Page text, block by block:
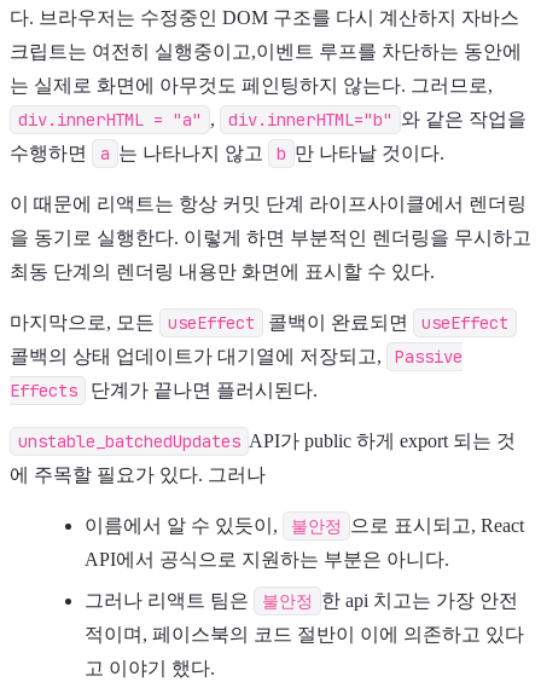
다. 브라우저는 수정중인 DOM 구조를 다시 계산하지 자바스
크립트는 여전히 실행중이고,이벤트 루프를 차단하는 동안에
는 실제로 화면에 아무것도 페인팅하지 않는다. 그러므로,
div.innerHTML = "a" , div.innerHTML="b" 와 같은 작업을
수행하면
a 는 나타나지 않고 b 만 나타날 것이다.
이 때문에 리액트는 항상 커밋 단계 라이프사이클에서 렌더링
을 동기로 실행한다. 이렇게 하면 부분적인 렌더링을 무시하고
최동 단계의 렌더링 내용만 화면에 표시할 수 있다.
마지막으로, 모든 useEffect 콜백이 완료되면 useEffect
콜백의 상태 업데이트가 대기열에 저장되고,
Passive
Effects
단계가 끝나면 플러시된다.
unstable_batchedUpdates API가 public 하게 export 되는 것
에 주목할 필요가 있다. 그러나
이름에서 알 수 있듯이, 불안정
으로 표시되고, React
API에서 공식으로 지원하는 부분은 아니다.
그러나 리액트 팀은
불안정 한 api 치고는 가장 안전
적이며, 페이스북의 코드 절반이 이에 의존하고 있다
고 이야기 했다.